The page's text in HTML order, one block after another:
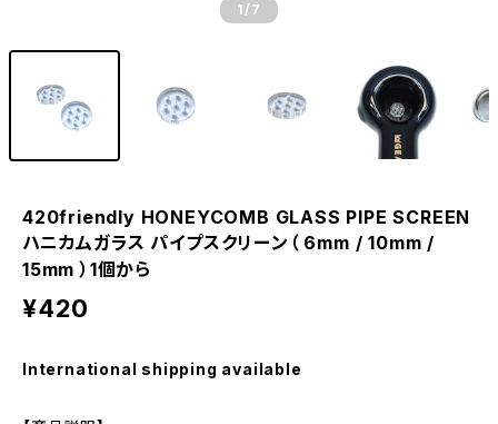
1 /7
420friendly HONEYCOMB GLASS PIPE SCREEN
ハニカムガラス パイプスクリーン（ 6mm / 10mm /
15mm ）1個から
¥420
International shipping available